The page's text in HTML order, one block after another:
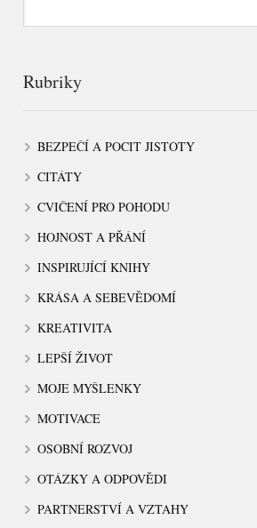
Rubriky
BEZPEČÍ A POCIT JISTOTY
CITÁTY
CVIČENÍ PRO POHODU
HOJNOST A PŘÁNÍ
INSPIRUJÍCÍ KNIHY
KRÁSA A SEBEVĚDOMÍ
KREATIVITA
LEPŠÍ ŽIVOT
MOJE MYŠLENKY
MOTIVACE
OSOBNÍ ROZVOJ
OTÁZKY A ODPOVĚDI
PARTNERSTVÍ A VZTAHY